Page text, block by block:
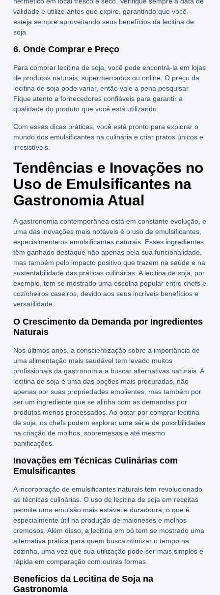
validade e utilize antes que expire, garantindo que você
esteja sempre aproveitando seus benefícios da lecitina de
soja
6. Onde Comprar e Preço
Para comprar lecitina de soja, você pode encontrá-la em lojas
de produtos naturais, supermercados ou online. O preço da
lecitina de sojapode variar, então vale a pena pesquisar.
Fique atento a fornecedores confiáveis para garantir a
qualidade do produto que você está utilizando.
Com essas dicas práticas, você está pronto para explorar o
mundo dos emulsificantes na culinária e criar pratos únicos e
irresistíveis.
Tendências e Inovações no
Uso de Emulsificantes na
Gastronomia Atual
A gastronomia contemporânea está em constante evolução, e
uma das inovações mais notáveis é o uso de emulsificantes,
especialmente os emulsificantes naturais. Esses ingredientes
têm ganhado destaque não apenas pela sua funcionalidade,
mas também pelo impacto positivo que trazem na saúde e na
sustentabilidade das práticas culinárias. Alecitina de soja, por
exemplo, tem se mostrado uma escolha popular entre chefs e
cozinheiros caseiros, devido aos seus incríveis benefíciose
versatilidade.
O Crescimento da Demanda por Ingredientes
Naturais
Nos últimos anos, a conscientização sobre a importância de
uma alimentação mais saudável tem levado muitos
profissionais da gastronomia a buscar alternativas naturais. A
lecitina de soja é uma das opções mais procuradas, não
apenas por suas propriedades emolientes, mas também por
ser um ingrediente que se alinha com as demandas por
produtos menos processados. Ao optar por comprar lecitina
de soja , os chefs podem explorar uma série de possibilidades
na criação de molhos, sobremesas e até mesmo
panificações.
Inovações em Técnicas Culinárias com
Emulsificantes
A incorporação de emulsificantes naturaistem revolucionado
as técnicas culinárias. O uso de lecitina de soja em receitas
permite uma emulsão mais estável e duradoura, o que é
especialmente útil na produção de maioneses e molhos
cremosos. Além disso, a lecitina em pó tem se mostrado uma
alternativa prática para quem busca otimizar o tempo na
cozinha, uma vez que sua utilização pode ser mais simples e
rápida em comparação com outras formas.
Benefícios da Lecitina de Soja na
Gastronomia